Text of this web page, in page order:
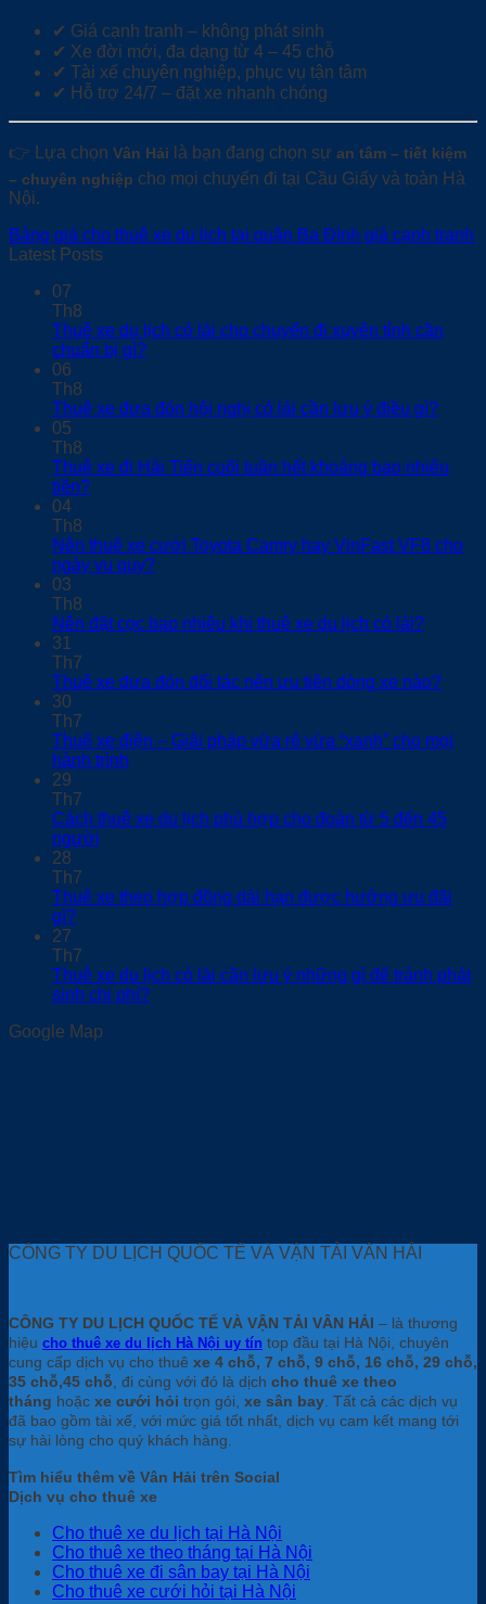
✔ Giá cạnh tranh – không phát sinh
✔ Xe đời mới, đa dạng từ 4 – 45 chỗ
✔ Tài xế chuyên nghiệp, phục vụ tận tâm
✔ Hỗ trợ 24/7 – đặt xe nhanh chóng
👉 Lựa chọn Vân Hải là bạn đang chọn sự an tâm – tiết kiệm
– chuyên nghiệp cho mọi chuyến đi tại Cầu Giấy và toàn Hà
Nội.
Bảng giá cho thuê xe du lịch tại quận Ba Đình giá cạnh tranh
Latest Posts
07
Th8
Thuê xe du lịch có lái cho chuyến đi xuyên tỉnh cần
chuẩn bị gì?
06
Th8
Thuê xe đưa đón hội nghị có lái cần lưu ý điều gì?
05
Th8
Thuê xe đi Hải Tiến cuối tuần hết khoảng bao nhiêu
tiền?
04
Th8
Nên thuê xe cưới Toyota Camry hay VinFast VF8 cho
ngày vu quy?
03
Th8
Nên đặt cọc bao nhiêu khi thuê xe du lịch có lái?
31
Th7
Thuê xe đưa đón đối tác nên ưu tiên dòng xe nào?
30
Th7
Thuê xe điện – Giải pháp vừa rẻ vừa “xanh” cho mọi
hành trình
29
Th7
Cách thuê xe du lịch phù hợp cho đoàn từ 5 đến 45
người
28
Th7
Thuê xe theo hợp đồng dài hạn được hưởng ưu đãi
gì?
27
Th7
Thuê xe du lịch có lái cần lưu ý những gì để tránh phát
sinh chi phí?
Google Map
CÔNG TY DU LỊCH QUỐC TẾ VÀ VẬN TẢI VÂN HẢI
CÔNG TY DU LỊCH QUỐC TẾ VÀ VẬN TẢI VÂN HẢI – là thương
hiệu cho thuê xe du lịch Hà Nội uy tín top đầu tại Hà Nội, chuyên
cung cấp dịch vụ cho thuê xe 4 chỗ, 7 chỗ, 9 chỗ, 16 chỗ, 29 chỗ,
35 chỗ,45 chỗ , đi cùng với đó là dịch cho thuê xe theo
tháng hoặc xe cưới hỏi trọn gói, xe sân bay . Tất cả các dịch vụ
đã bao gồm tài xế, với mức giá tốt nhất, dịch vụ cam kết mang tới
sự hài lòng cho quý khách hàng.
Tìm hiểu thêm về Vân Hải trên Social
Dịch vụ cho thuê xe
Cho thuê xe du lịch tại Hà Nội
Cho thuê xe theo tháng tại Hà Nội
Cho thuê xe đi sân bay tại Hà Nội
Cho thuê xe cưới hỏi tại Hà Nội